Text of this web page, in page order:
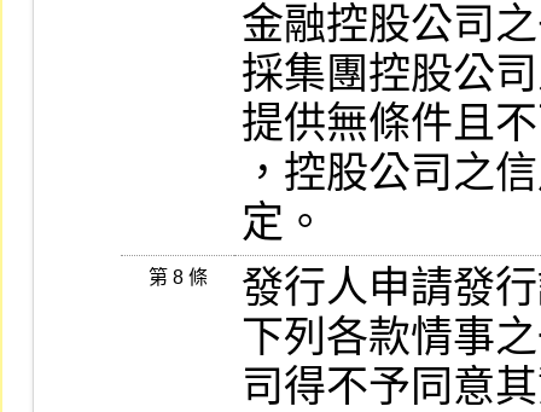
金融控股公司
採集團控股公
提供無條件且
，控股公司之
定。
第 8 條
發行人申請發
下列各款情事
司得不予同意